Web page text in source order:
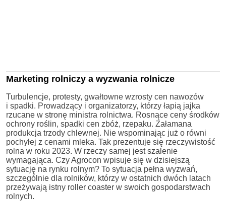
Marketing rolniczy a wyzwania rolnicze
Turbulencje, protesty, gwałtowne wzrosty cen nawozów
i spadki. Prowadzący i organizatorzy, którzy łapią jajka
rzucane w stronę ministra rolnictwa. Rosnące ceny środków
ochrony roślin, spadki cen zbóż, rzepaku. Załamana
produkcja trzody chlewnej. Nie wspominając już o równi
pochyłej z cenami mleka. Tak prezentuje się rzeczywistość
rolna w roku 2023. W rzeczy samej jest szalenie
wymagająca. Czy Agrocon wpisuje się w dzisiejszą
sytuację na rynku rolnym? To sytuacja pełna wyzwań,
szczególnie dla rolników, którzy w ostatnich dwóch latach
przeżywają istny roller coaster w swoich gospodarstwach
rolnych.